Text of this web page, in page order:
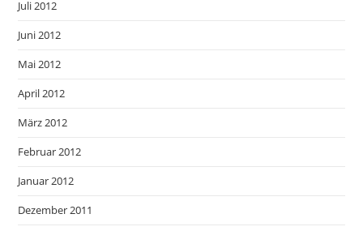
Juli 2012
Juni 2012
Mai 2012
April 2012
März 2012
Februar 2012
Januar 2012
Dezember 2011